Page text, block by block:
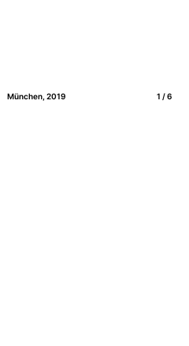
München, 2019 1 / 6